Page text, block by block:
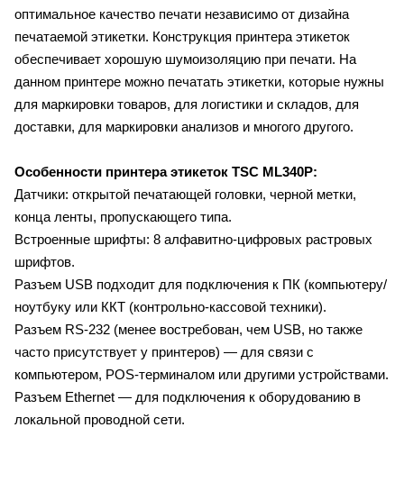
оптимальное качество печати независимо от дизайна
печатаемой этикетки. Конструкция принтера этикеток
обеспечивает хорошую шумоизоляцию при печати. На
данном принтере можно печатать этикетки, которые нужны
для маркировки товаров, для логистики и складов, для
доставки, для маркировки анализов и многого другого.
Особенности принтера этикеток TSC ML340P:
Датчики: открытой печатающей головки, черной метки,
конца ленты, пропускающего типа.
Встроенные шрифты: 8 алфавитно-цифровых растровых
шрифтов.
Разъем USB подходит для подключения к ПК (компьютеру/
ноутбуку или ККТ (контрольно-кассовой техники).
Разъем RS-232 (менее востребован, чем USB, но также
часто присутствует у принтеров) — для связи с
компьютером, POS-терминалом или другими устройствами.
Разъем Ethernet — для подключения к оборудованию в
локальной проводной сети.